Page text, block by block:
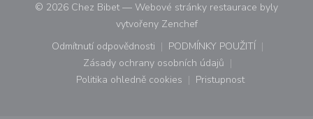
© 2026 Chez Bibet — Webové stránky restaurace byly
vytvořeny Zenchef((otevře se v novém okně))
Odmítnutí odpovědnosti
((otevře se v novém okně))
PODMÍNKY POUŽITÍ
((otevře se v novém
Zásady ochrany osobních údajů
((otevře se v novém okně))
Politika ohledně cookies
((otevře se v novém okně))
Pristupnost
((otevře se v novém